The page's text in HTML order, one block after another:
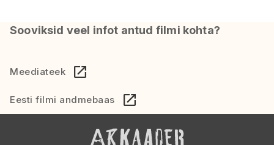
Sooviksid veel infot antud filmi kohta?
Meediateek
Eesti filmi andmebaas